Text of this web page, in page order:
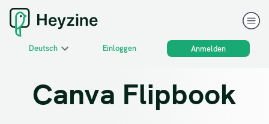
Deutsch Einloggen Anmelden
Canva Flipbook